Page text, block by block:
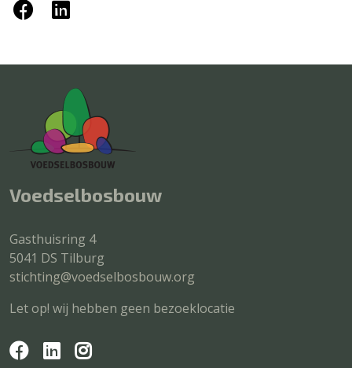
Voedselbosbouw
Gasthuisring 4
5041 DS Tilburg
stichting@voedselbosbouw.org
Let op! wij hebben geen bezoeklocatie